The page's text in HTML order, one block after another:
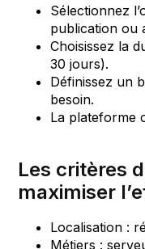
Sélectionnez
publication ou
Choisissez la
30 jours).
Définissez un
besoin.
La plateforme
Les critères
maximiser
Localisation :
Métiers :